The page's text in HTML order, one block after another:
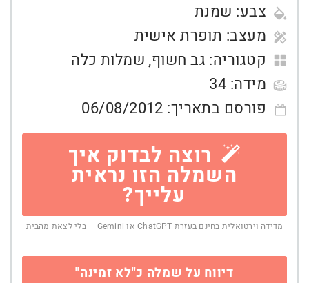
צבע: שמנת
מעצב: תופרת אישית
קטגוריה: גב חשוף, שמלות כלה
מידה: 34
פורסם בתאריך: 06/08/2012
רוצה לבדוק איך
השמלה הזו נראית
עלייך?
מדידה וירטואלית בחינם בעזרת ChatGPT או Gemini — בלי לצאת מהבית
דיווח על שמלה כ"לא זמינה"